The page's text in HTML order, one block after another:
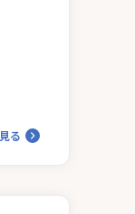
る